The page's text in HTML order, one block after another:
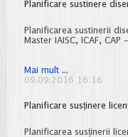
universitar
2017
Planificare sustinere
Planificarea sustinerii
Master IAISC, ICAF,
Mai mult ...
sustinere
2016
09.09.2016 16:16
Planificare susținere
Planificarea susținerii